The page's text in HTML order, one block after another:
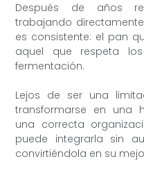
Después de años
trabajando
es consistente: el pan
aquel que respeta
fermentación.
Lejos de ser una
transformarse en una
una correcta
puede integrarla sin
convirtiéndola en su